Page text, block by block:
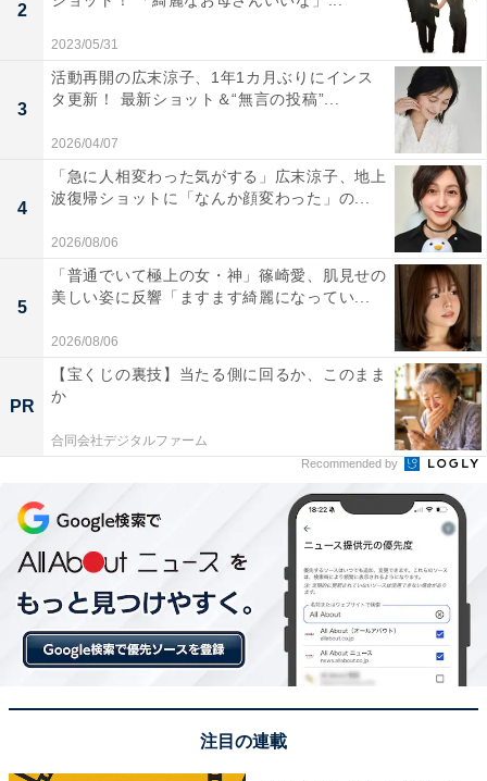
2
2023/05/31
3
活動再開の広末涼子、1年1カ月ぶりにインス
タ更新！ 最新ショット＆“無言の投稿”...
2026/04/07
4
「急に人相変わった気がする」広末涼子、地上
波復帰ショットに「なんか顔変わった」の...
2026/08/06
5
「普通でいて極上の女・神」篠崎愛、肌見せの
美しい姿に反響「ますます綺麗になってい...
2026/08/06
PR
【宝くじの裏技】当たる側に回るか、このまま
か
合同会社デジタルファーム
Recommended by
注目の連載